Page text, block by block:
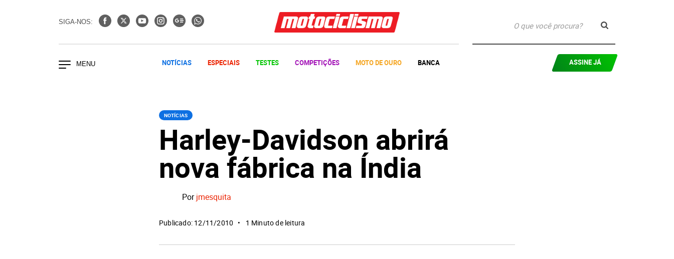
SIGA-NOS:
NOTÍCIAS ESPECIAIS TESTES COMPETIÇÕES MOTO DE OURO BANCA ASSINE JÁ
NOTÍCIAS
Harley-Davidson abrirá
nova fábrica na Índia
Porjmesquita
Publicado: 12/11/2010 1 Minuto de leitura